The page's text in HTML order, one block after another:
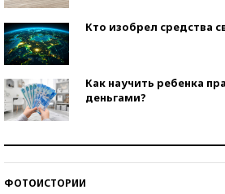
Кто изобрел средства
Как научить ребенка
деньгами?
ФОТОИСТОРИИ